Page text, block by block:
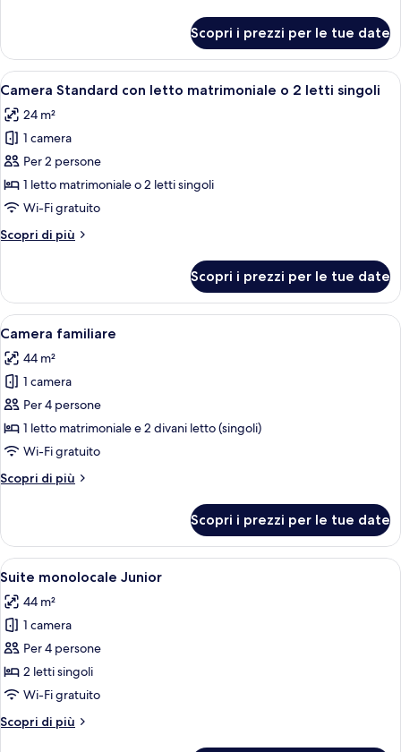
Triple
Room
Scopri i prezzi per le tue date
Apri
tutte
le
foto
per
Camera
Standard
letto
2
letti
singoli
Un letto rifatto con lenzuola
5
Camera Standard con letto matrimoniale o 2 letti singoli
24 m²
1 camera
Per 2 persone
1 letto matrimoniale o 2 letti singoli
Wi-Fi gratuito
Scopri di più
Altri
Standard
con
letto
o
2
letti
singoli
Scopri i prezzi per le tue date
Apri
tutte
le
foto
per
Camera
familiare
Una camera d'albergo con un letto,
8
Camera familiare
44 m²
1 camera
Per 4 persone
1 letto matrimoniale e 2 divani letto (singoli)
Wi-Fi gratuito
Scopri di più
Altri
familiare
Scopri i prezzi per le tue date
Apri
tutte
le
foto
per
Suite
monolocale
Camera d'albergo con un letto
9
Suite monolocale Junior
44 m²
1 camera
Per 4 persone
2 letti singoli
Wi-Fi gratuito
Scopri di più
Altri